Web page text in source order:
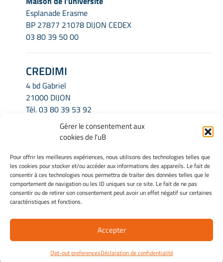
Gérer le consentement aux
cookies de l'uB
Pour offrir les meilleures expériences, nous utilisons des technologies telles que
les cookies pour stocker et/ou accéder aux informations des appareils. Le fait de
consentir à ces technologies nous permettra de traiter des données telles que le
comportement de navigation ou les ID uniques sur ce site. Le fait de ne pas
consentir ou de retirer son consentement peut avoir un effet négatif sur certaines
caractéristiques et fonctions.
Accepter
Opt-out preferencesDéclaration de confidentialité
Esplanade Erasme
BP 27877 21078 DIJON CEDEX
03 80 39 50 00
CREDIMI
4 bd Gabriel
21000 DIJON
Tél.03 80 39 53 92
credimi.secretariat@u-bourgogne.fr
INFORMATIONS LÉGALES
Mentions légales
Gérer mes cookies
Politique de cookies
Déclaration de confidentialité
Avertissement
Site Officiel - Credimi @ 2026
Copyright Université de Bourgogne Europe